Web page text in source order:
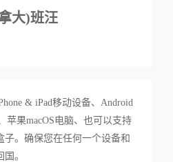
大)班汪
& iPad移动设备、Android
苹果macOS电脑、也可以支持
子。确保您在任何一个设备和
。